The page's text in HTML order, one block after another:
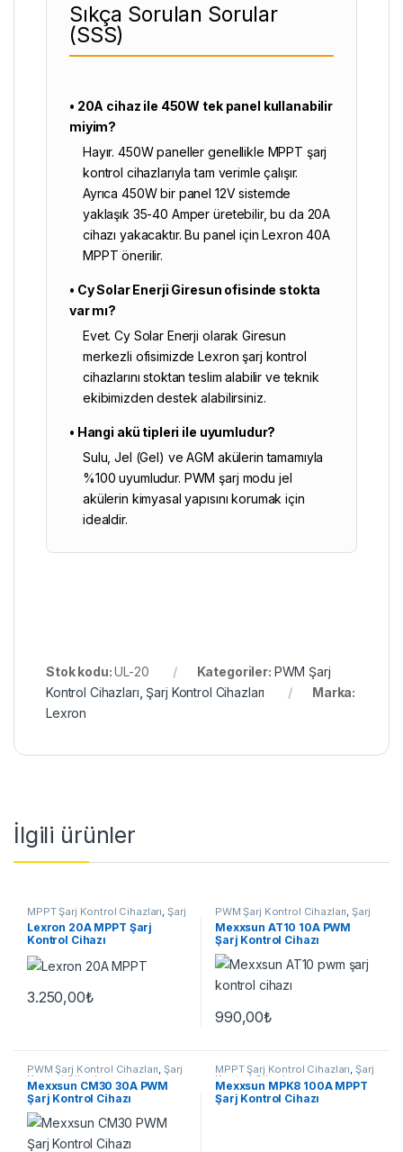
Sıkça Sorulan Sorular
(SSS)
• 20A cihaz ile 450W tek panel kullanabilir
miyim?
Hayır. 450W paneller genellikle MPPT şarj
kontrol cihazlarıyla tam verimle çalışır.
Ayrıca 450W bir panel 12V sistemde
yaklaşık 35-40 Amper üretebilir, bu da 20A
cihazı yakacaktır. Bu panel için Lexron 40A
MPPT önerilir.
• Cy Solar Enerji Giresun ofisinde stokta
var mı?
Evet.Cy Solar Enerji olarak Giresun
merkezli ofisimizde Lexron şarj kontrol
cihazlarını stoktan teslim alabilir ve teknik
ekibimizden destek alabilirsiniz.
• Hangi akü tipleri ile uyumludur?
Sulu, Jel (Gel) ve AGM akülerin tamamıyla
%100 uyumludur. PWM şarj modu jel
akülerin kimyasal yapısını korumak için
idealdir.
Stok kodu:UL-20 Kategoriler: PWM Şarj
Kontrol Cihazları Şarj Kontrol Cihazları
Marka:
Lexron
İlgili ürünler
MPPT Şarj Kontrol Cihazları Şarj
Kontrol Cihazları
Lexron 20A MPPT Şarj
Kontrol Cihazı
3.250,00₺
PWM Şarj Kontrol Cihazları ,Şarj
Kontrol Cihazları
Mexxsun AT10 10A PWM
Şarj Kontrol Cihazı
990,00₺
PWM Şarj Kontrol Cihazları,Şarj
Kontrol Cihazları
Mexxsun CM30 30A PWM
Şarj Kontrol Cihazı
MPPT Şarj Kontrol Cihazları, Şarj
Kontrol Cihazları
Mexxsun MPK8 100A MPPT
Şarj Kontrol Cihazı